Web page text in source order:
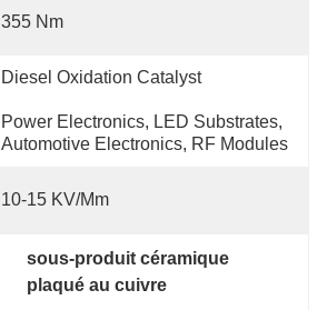
355 Nm
Diesel Oxidation Catalyst
Power Electronics, LED Substrates,
Automotive Electronics, RF Modules
10-15 KV/mm
sous-produit céramique
plaqué au cuivre